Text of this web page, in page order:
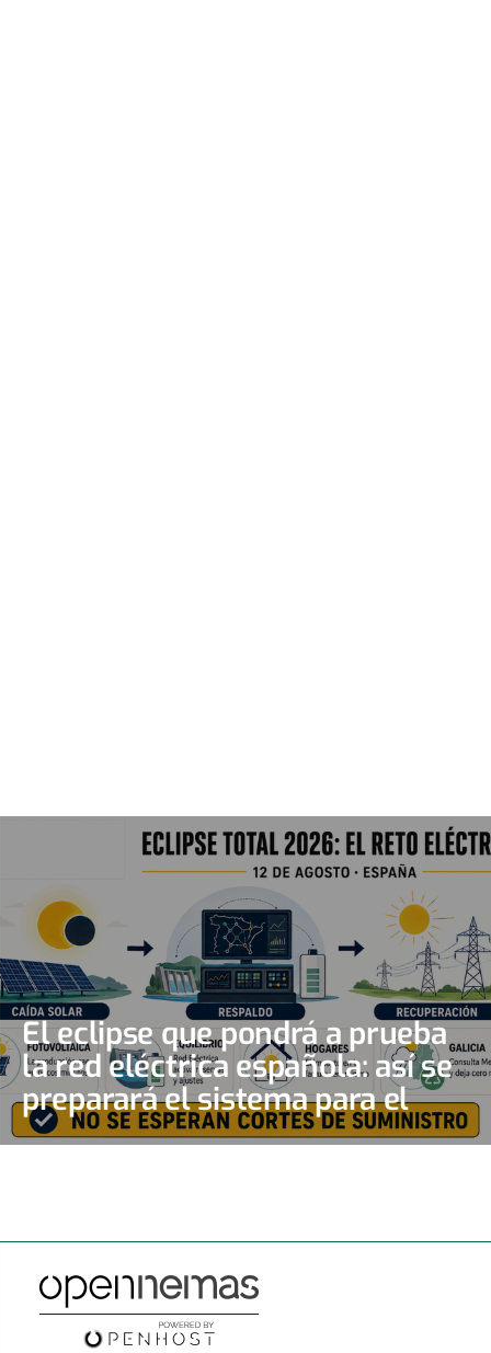
El eclipse que pondrá a prueba
la red eléctrica española: así se
preparará el sistema para el
gran apagón solar